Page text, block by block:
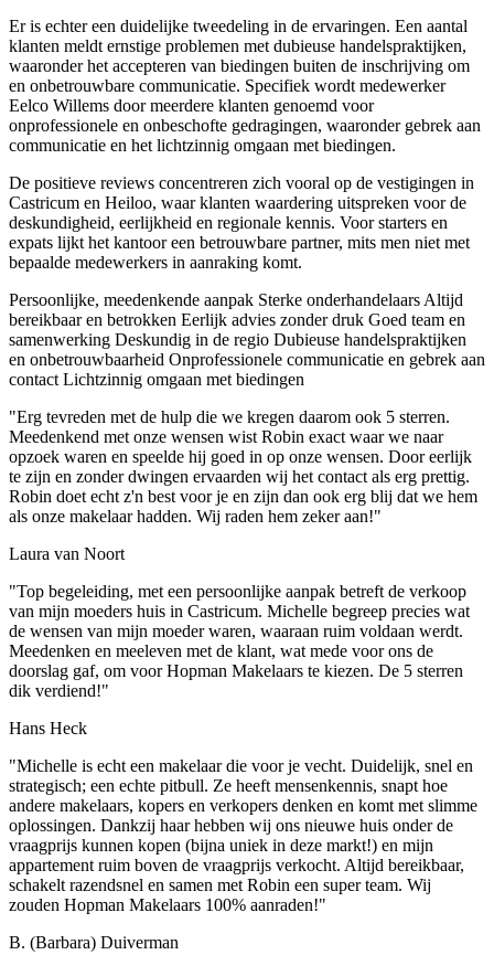
Er is echter een duidelijke tweedeling in de ervaringen. Een aantal
klanten meldt ernstige problemen met dubieuse handelspraktijken,
waaronder het accepteren van biedingen buiten de inschrijving om
en onbetrouwbare communicatie. Specifiek wordt medewerker
Eelco Willems door meerdere klanten genoemd voor
onprofessionele en onbeschofte gedragingen, waaronder gebrek aan
communicatie en het lichtzinnig omgaan met biedingen.
De positieve reviews concentreren zich vooral op de vestigingen in
Castricum en Heiloo, waar klanten waardering uitspreken voor de
deskundigheid, eerlijkheid en regionale kennis. Voor starters en
expats lijkt het kantoor een betrouwbare partner, mits men niet met
bepaalde medewerkers in aanraking komt.
Persoonlijke, meedenkende aanpak Sterke onderhandelaarsAltijd
bereikbaar en betrokken Eerlijk advies zonder druk Goed team en
samenwerking Deskundig in de regio Dubieuse handelspraktijken
en onbetrouwbaarheid Onprofessionele communicatie en gebrek aan
contactLichtzinnig omgaan met biedingen
"Erg tevreden met de hulp die we kregen daarom ook 5 sterren.
Meedenkend met onze wensen wist Robin exact waar we naar
opzoek waren en speelde hij goed in op onze wensen. Door eerlijk
te zijn en zonder dwingen ervaarden wij het contact als erg prettig.
Robin doet echt z'n best voor je en zijn dan ook erg blij dat we hem
als onze makelaar hadden. Wij raden hem zeker aan!"
Laura van Noort
"Top begeleiding, met een persoonlijke aanpak betreft de verkoop
van mijn moeders huis in Castricum. Michelle begreep precies wat
de wensen van mijn moeder waren, waaraan ruim voldaan werdt.
Meedenken en meeleven met de klant, wat mede voor ons de
doorslag gaf, om voor Hopman Makelaars te kiezen. De 5 sterren
dik verdiend!"
Hans Heck
"Michelle is echt een makelaar die voor je vecht. Duidelijk, snel en
strategisch; een echte pitbull. Ze heeft mensenkennis, snapt hoe
andere makelaars, kopers en verkopers denken en komt met slimme
oplossingen. Dankzij haar hebben wij ons nieuwe huis onder de
vraagprijs kunnen kopen (bijna uniek in deze markt!) en mijn
appartement ruim boven de vraagprijs verkocht. Altijd bereikbaar,
schakelt razendsnel en samen met Robin een super team. Wij
zouden Hopman Makelaars 100% aanraden!"
B. (Barbara) Duiverman